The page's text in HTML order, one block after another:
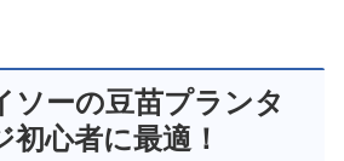
ソーの豆苗プランタ
心者に最適！